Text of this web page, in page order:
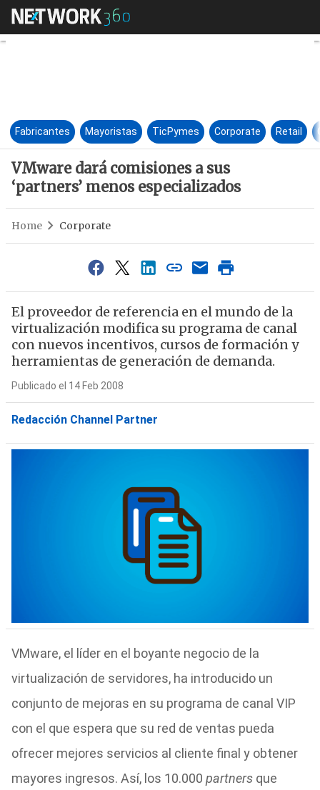
VMware dará comisiones a
Fabricantes Mayoristas TicPymes Corporate Retail
VMware dará comisiones a sus
‘partners’ menos especializados
Home Corporate
El proveedor de referencia en el mundo de la
virtualización modifica su programa de canal
con nuevos incentivos, cursos de formación y
herramientas de generación de demanda.
Publicado el 14 Feb 2008
Redacción Channel Partner
VMware, el líder en el boyante negocio de la
virtualización de servidores, ha introducido un
conjunto de mejoras en su programa de canal VIP
con el que espera que su red de ventas pueda
ofrecer mejores servicios al cliente final y obtener
mayores ingresos. Así, los 10.000 partnersque